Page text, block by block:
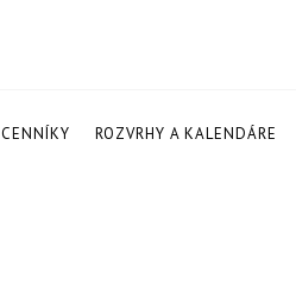
CENNÍKY ROZVRHY A KALENDÁRE